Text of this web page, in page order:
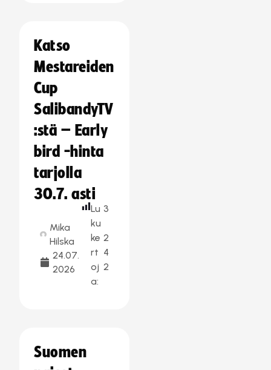
Katso
Mestareiden
Cup
SalibandyTV
:stä – Early
bird -hinta
tarjolla
30.7. asti
Mika
Hilska
24.07.
2026
Lu
ku
ke
rt
oj
a:
3
2
4
2
Suomen